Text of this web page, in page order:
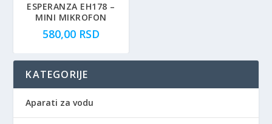
ESPERANZA EH178 –
MINI MIKROFON
580,00 RSD
KATEGORIJE
Aparati za vodu